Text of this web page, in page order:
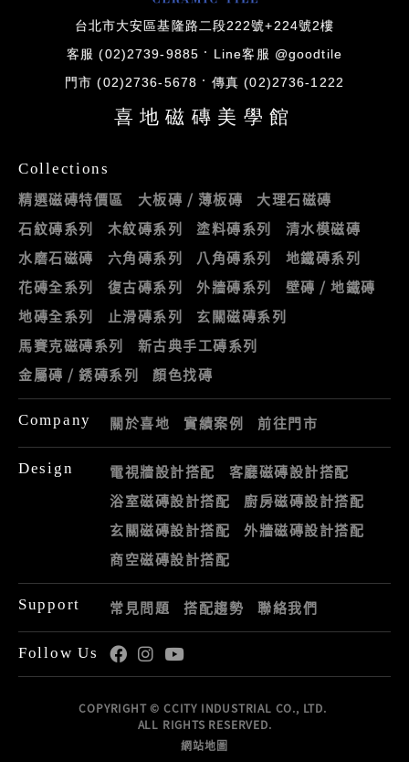
台北市大安區基隆路二段222號+224號2樓
客服 (02)2739-9885 Line客服 @goodtile
門市 (02)2736-5678 傳真 (02)2736-1222
喜地磁磚美學館
Collections
精選磁磚特價區 大板磚 / 薄板磚
大理石磁磚
石紋磚系列
木紋磚系列 塗料磚系列
清水模磁磚
水磨石磁磚
六角磚系列 八角磚系列
地鐵磚系列
花磚全系列
復古磚系列 外牆磚系列
壁磚 / 地鐵磚
地磚全系列
止滑磚系列
玄關磁磚系列
馬賽克磁磚系列
新古典手工磚系列
金屬磚 / 銹磚系列
顏色找磚
Company 關於喜地 實績案例 前往門市
Design 電視牆設計搭配
客廳磁磚設計搭配
浴室磁磚設計搭配
廚房磁磚設計搭配
玄關磁磚設計搭配
外牆磁磚設計搭配
商空磁磚設計搭配
Support 常見問題 搭配趨勢 聯絡我們
Follow Us
COPYRIGHT © CCITY INDUSTRIAL CO., LTD.
ALL RIGHTS RESERVED.
網站地圖